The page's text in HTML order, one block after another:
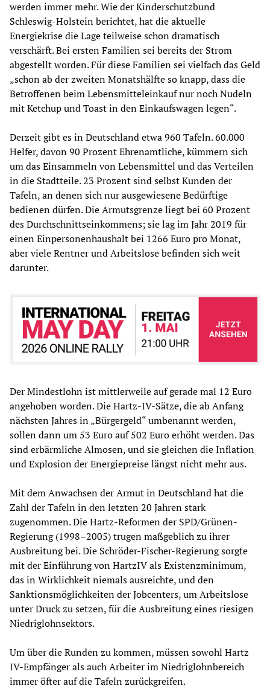
werden immer mehr. Wie der Kinderschutzbund
Schleswig-Holstein berichtet, hat die aktuelle
Energiekrise die Lage teilweise schon dramatisch
verschärft. Bei ersten Familien sei bereits der Strom
abgestellt worden. Für diese Familien sei vielfach das Geld
„schon ab der zweiten Monatshälfte so knapp, dass die
Betroffenen beim Lebensmitteleinkauf nur noch Nudeln
mit Ketchup und Toast in den Einkaufswagen legen“.
Derzeit gibt es in Deutschland etwa 960 Tafeln. 60.000
Helfer, davon 90 Prozent Ehrenamtliche, kümmern sich
um das Einsammeln von Lebensmittel und das Verteilen
in die Stadtteile. 23 Prozent sind selbst Kunden der
Tafeln, an denen sich nur ausgewiesene Bedürftige
bedienen dürfen. Die Armutsgrenze liegt bei 60 Prozent
des Durchschnittseinkommens; sie lag im Jahr 2019 für
einen Einpersonenhaushalt bei 1266 Euro pro Monat,
aber viele Rentner und Arbeitslose befinden sich weit
darunter.
Der Mindestlohn ist mittlerweile auf gerade mal 12 Euro
angehoben worden. Die Hartz-IV-Sätze, die ab Anfang
nächsten Jahres in „Bürgergeld“ umbenannt werden,
sollen dann um 53 Euro auf 502 Euro erhöht werden. Das
sind erbärmliche Almosen, und sie gleichen die Inflation
und Explosion der Energiepreise längst nicht mehr aus.
Mit dem Anwachsen der Armut in Deutschland hat die
Zahl der Tafeln in den letzten 20 Jahren stark
zugenommen. Die Hartz-Reformen der SPD/Grünen-
Regierung (1998–2005) trugen maßgeblich zu ihrer
Ausbreitung bei. Die Schröder-Fischer-Regierung sorgte
mit der Einführung von HartzIV als Existenzminimum,
das in Wirklichkeit niemals ausreichte, und den
Sanktionsmöglichkeiten der Jobcenters, um Arbeitslose
unter Druck zu setzen, für die Ausbreitung eines riesigen
Niedriglohnsektors.
Um über die Runden zu kommen, müssen sowohl Hartz
IV-Empfänger als auch Arbeiter im Niedriglohnbereich
immer öfter auf die Tafeln zurückgreifen.